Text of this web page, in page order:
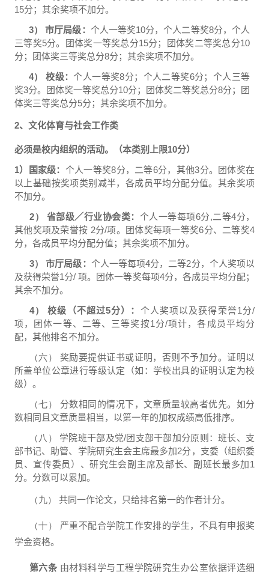
15分；其余奖项不加分。
3）市厅局级： 个人一等奖10分，个人二等奖8分，个人
三等奖5分。团体奖一等奖总分15分；团体奖二等奖总分10
分；团体奖三等奖总分8分；其余奖项不加分。
4）校级：个人一等奖8分；个人二等奖6分；个人三等
奖3分。团体奖一等奖总分10分；团体奖二等奖总分8分；团
体奖三等奖总分5分；其余奖项不加分。
2、文化体育与社会工作类
必须是校内组织的活动。（本类别上限10分）
1）国家级： 个人一等奖8分，二等6分，其他3分。团体奖在
以上基础按奖项类别减半，各成员平均分配分值。其余奖项
不加分。
2） 省部级／行业协会类： 个人一等每项6分,二等4分，
其他奖项及荣誉按 2分/项。团体奖每项一等奖6分、二等奖4
分，各成员平均分配分值；其余奖项不加分。
3）市厅局级： 个人一等每项4分，二等2分，个人奖项以
及获得荣誉1分/项。团体一等奖每项4分，各成员平均分配；
其余不加分。
4）校级（不超过5分）： 个人奖项以及获得荣誉1 分/
项，团体一等、二等、三等奖按1 分/项计，各成员平均分
配，其他排名不加分。
（六） 奖励要提供证书或证明，否则不予加分。证明以
所盖单位公章进行等级认定（如：学校出具的证明认定为校
级）。
（七） 分数相同的情况下，文章质量较高者优先。如分
数相同且文章质量相当，以第一年的加权成绩高低排序。
（八） 学院班干部及党/团支部干部加分原则：班长、支
部书记、助管、学院研究生会主席最多加2分，支委（组织委
员、宣传委员）、研究生会副主席及部长、副班长最多加1
分。分数可以累加。
（九） 共同一作论文，只给排名第一的作者计分。
（十） 严重不配合学院工作安排的学生，不具有申报奖
学金资格。
第六条 由材料科学与工程学院研究生办公室依据评选细